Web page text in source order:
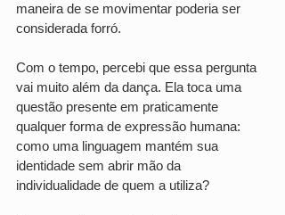
maneira de se movimentar poderia ser
considerada forró.
Com o tempo, percebi que essa pergunta
vai muito além da dança. Ela toca uma
questão presente em praticamente
qualquer forma de expressão humana:
como uma linguagem mantém sua
identidade sem abrir mão da
individualidade de quem a utiliza?